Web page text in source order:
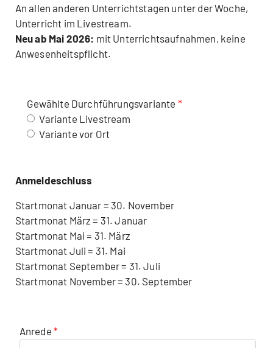
An allen anderen Unterrichtstagen unter der Woche,
Unterricht im Livestream.
Neu ab Mai 2026: mit Unterrichtsaufnahmen, keine
Anwesenheitspflicht.
Gewählte Durchführungsvariante
Variante Livestream
Variante vor Ort
Anmeldeschluss
Startmonat Januar = 30. November
Startmonat März = 31. Januar
Startmonat Mai = 31. März
Startmonat Juli = 31. Mai
Startmonat September = 31. Juli
Startmonat November = 30. September
Anrede